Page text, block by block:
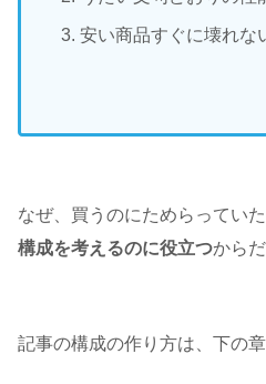
安い商品すぐに壊れな
なぜ、買うのにためらってい
構成を考えるのに役立つからだ
記事の構成の作り方は、下の